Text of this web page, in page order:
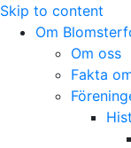
Skip to content
Om
Om oss
Fakta